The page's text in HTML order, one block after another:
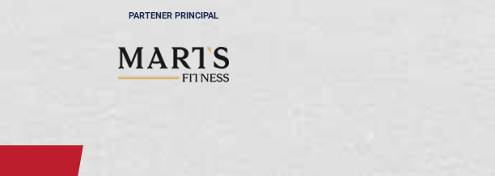
PARTENER PRINCIPAL